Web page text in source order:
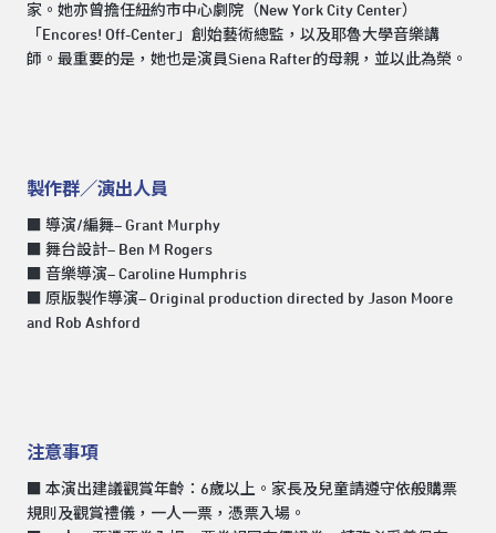
家。她亦曾擔任紐約市中心劇院（New York City Center）
「Encores! Off-Center」創始藝術總監，以及耶魯大學音樂講
師。最重要的是，她也是演員Siena Rafter的母親，並以此為榮。
製作群／演出人員
■ 導演/編舞– Grant Murphy
■ 舞台設計– Ben M Rogers
■ 音樂導演– Caroline Humphris
■ 原版製作導演 – Original production directed by Jason Moore
and Rob Ashford
注意事項
■ 本演出建議觀賞年齡：6歲以上。家長及兒童請遵守依般購票
規則及觀賞禮儀，一人一票，憑票入場。